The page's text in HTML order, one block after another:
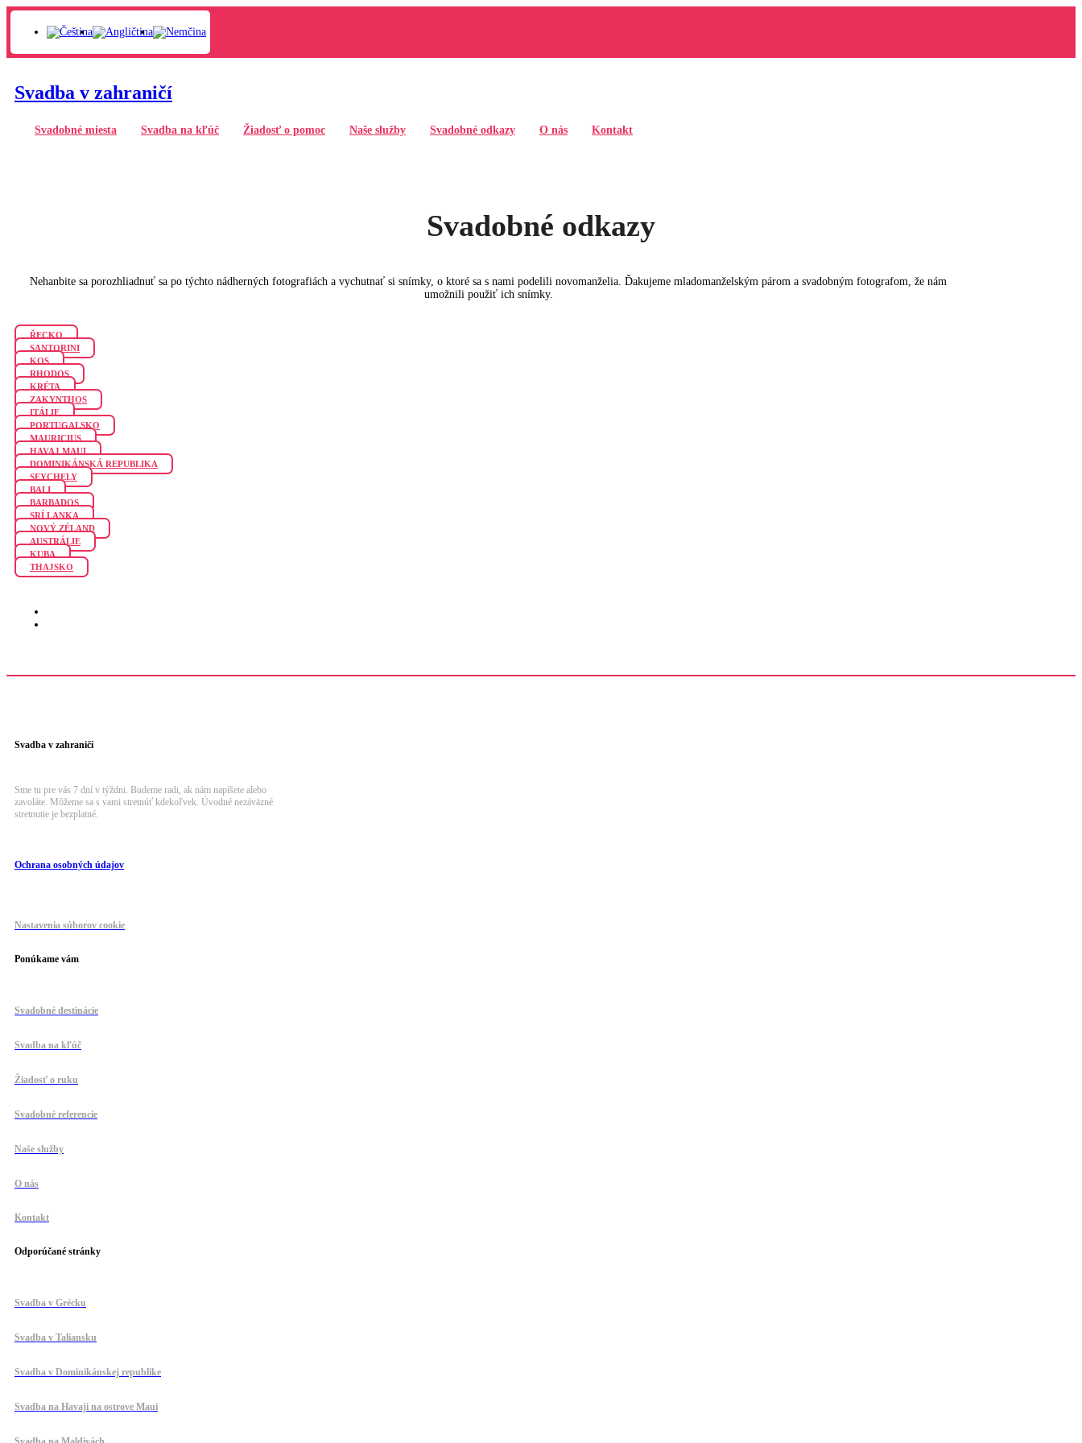
Svadba v zahraničí
Svadobné miesta Svadba na kľúč Žiadosť o pomoc Naše služby Svadobné odkazy O nás Kontakt
Svadobné odkazy
Nehanbite sa porozhliadnuť sa po týchto nádherných fotografiách a vychutnať si snímky, o ktoré sa s nami podelili novomanželia. Ďakujeme mladomanželským párom a svadobným fotografom, že nám
umožnili použiť ich snímky.
ŘECKO
SANTORINI
KOS
RHODOS
KRÉTA
ZAKYNTHOS
ITÁLIE
PORTUGALSKO
MAURICIUS
HAVAJ MAUI
DOMINIKÁNSKÁ REPUBLIKA
SEYCHELY
BALI
BARBADOS
SRÍ LANKA
NOVÝ ZÉLAND
AUSTRÁLIE
KUBA
THAJSKO
Svadba v zahraničí
Sme tu pre vás 7 dní v týždni. Budeme radi, ak nám napíšete alebo
zavoláte. Môžeme sa s vami stretnúť kdekoľvek. Úvodné nezáväzné
stretnutie je bezplatné.
Ochrana osobných údajov
Nastavenia súborov cookie
Ponúkame vám
Svadobné destinácie
Svadba na kľúč
Žiadosť o ruku
Svadobné referencie
Naše služby
O nás
Kontakt
Odporúčané stránky
Svadba v Grécku
Svadba v Taliansku
Svadba v Dominikánskej republike
Svadba na Havaji na ostrove Maui